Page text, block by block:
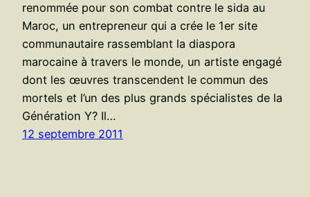
renommée pour son combat contre le sida au
Maroc, un entrepreneur qui a crée le 1er site
communautaire rassemblant la diaspora
marocaine à travers le monde, un artiste engagé
dont les œuvres transcendent le commun des
mortels et l’un des plus grands spécialistes de la
Génération Y? Il…
12 septembre 2011